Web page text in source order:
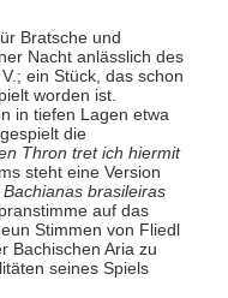
Bratsche und
Nacht anlässlich des
ein Stück, das schon
worden ist.
in tiefen Lagen etwa
die
Thron tret ich hiermit
steht eine Version
Bachianas brasileiras
auf das
Stimmen von Fliedl
Bachischen Aria zu
seines Spiels